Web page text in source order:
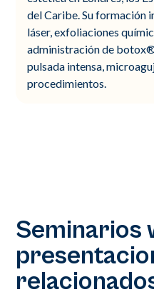
del Caribe. Su formación
láser, exfoliaciones
administración de
pulsada intensa,
procedimientos.
Seminarios